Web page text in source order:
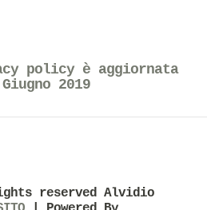
policy è aggiornata
2019
reserved Alvidio